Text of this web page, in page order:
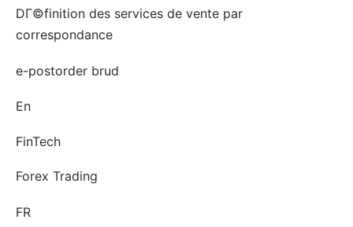
DГ©finition des services de vente par
correspondance
e-postorder brud
En
FinTech
Forex Trading
FR